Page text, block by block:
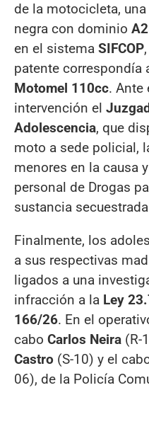
de la motocicleta, una
negra con dominio
en el sistema SIFCOP
patente correspondía
Motomel 110cc. Ante
intervención el
Adolescencia, que
moto a sede policial,
menores en la causa
personal de Drogas
sustancia
Finalmente, los
a sus respectivas
ligados a una
infracción a la Ley
166/26. En el
cabo Carlos Neira (R-
Castro (S-10) y el
06), de la Policía